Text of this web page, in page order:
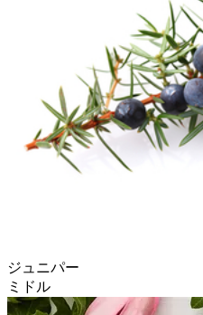
ジュニパー
ミドル